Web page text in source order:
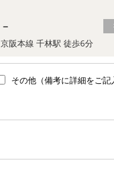
京阪本線 千林駅 徒歩6分
－
その他（備考に詳細をご記